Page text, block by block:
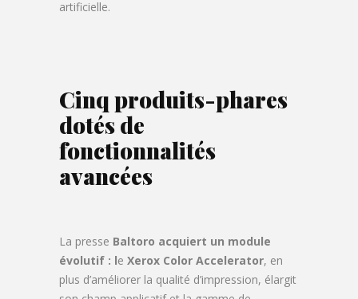
artificielle.
Cinq produits-phares
dotés de
fonctionnalités
avancées
La presse Baltoro acquiert un module
évolutif : le Xerox Color Accelerator, en
plus d’améliorer la qualité d’impression, élargit